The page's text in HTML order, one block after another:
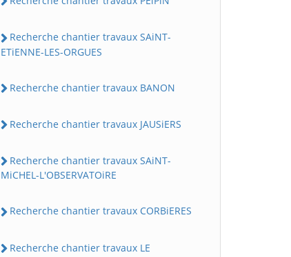
Recherche chantier travaux SAiNT-
ETiENNE-LES-ORGUES
Recherche chantier travaux BANON
Recherche chantier travaux JAUSiERS
Recherche chantier travaux SAiNT-
MiCHEL-L'OBSERVATOiRE
Recherche chantier travaux CORBiERES
Recherche chantier travaux LE